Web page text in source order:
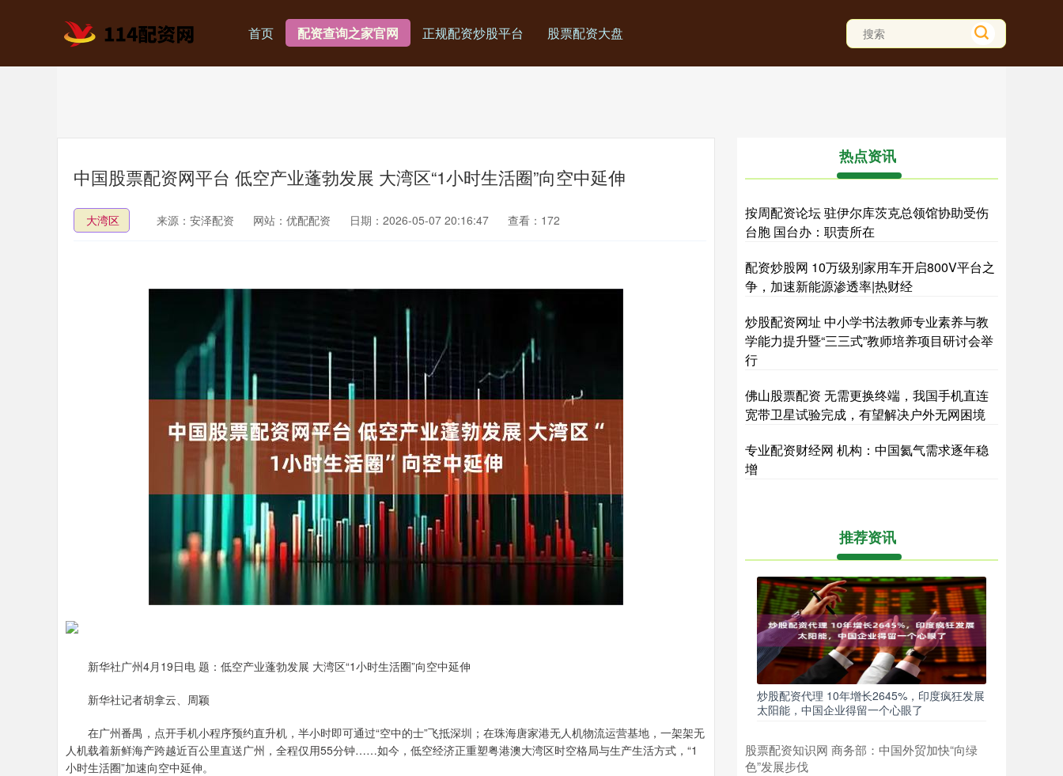
首页 配资查询之家官网 正规配资炒股平台 股票配资大盘
中国股票配资网平台 低空产业蓬勃发展 大湾区“1小时生活圈”向空中延伸
大湾区 来源：安泽配资 网站：优配配资 日期：2026-05-07 20:16:47 查看：172
新华社广州4月19日电 题：低空产业蓬勃发展 大湾区“1小时生活圈”向空中延伸
新华社记者胡拿云、周颖
在广州番禺，点开手机小程序预约直升机，半小时即可通过“空中的士”飞抵深圳；在珠海唐家港无人机物流运营基地，一架架无
人机载着新鲜海产跨越近百公里直送广州，全程仅用55分钟……如今，低空经济正重塑粤港澳大湾区时空格局与生产生活方式，“1
小时生活圈”加速向空中延伸。
热点资讯
按周配资论坛 驻伊尔库茨克总领馆协助受伤
台胞 国台办：职责所在
配资炒股网 10万级别家用车开启800V平台之
争，加速新能源渗透率|热财经
炒股配资网址 中小学书法教师专业素养与教
学能力提升暨“三三式”教师培养项目研讨会举
行
佛山股票配资 无需更换终端，我国手机直连
宽带卫星试验完成，有望解决户外无网困境
专业配资财经网 机构：中国氦气需求逐年稳
增
推荐资讯
炒股配资代理 10年增长2645%，印度疯狂发展
太阳能，中国企业得留一个心眼了
股票配资知识网 商务部：中国外贸加快“向绿
色”发展步伐